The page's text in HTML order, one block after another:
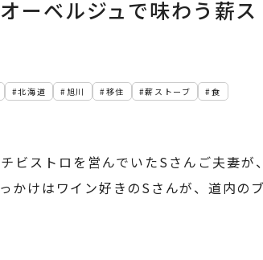
ーベルジュで味わう薪
北海道 旭川 移住 薪ストーブ 食
ビストロを営んでいたSさんご夫妻
かけはワイン好きのSさんが、道内の